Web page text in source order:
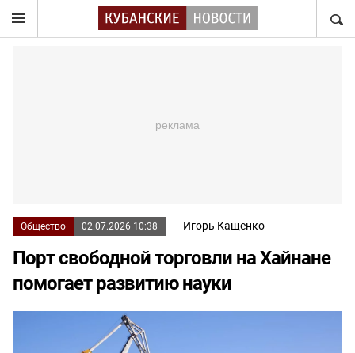
Общество 02.07.2026 10:38 Игорь Кащенко
Порт свободной торговли на Хайнане
помогает развитию науки